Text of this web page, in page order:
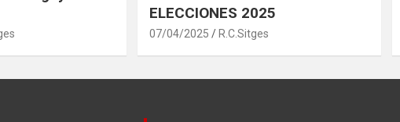
ELECCIONES 2025
07/04/2025 R.C.Sitges